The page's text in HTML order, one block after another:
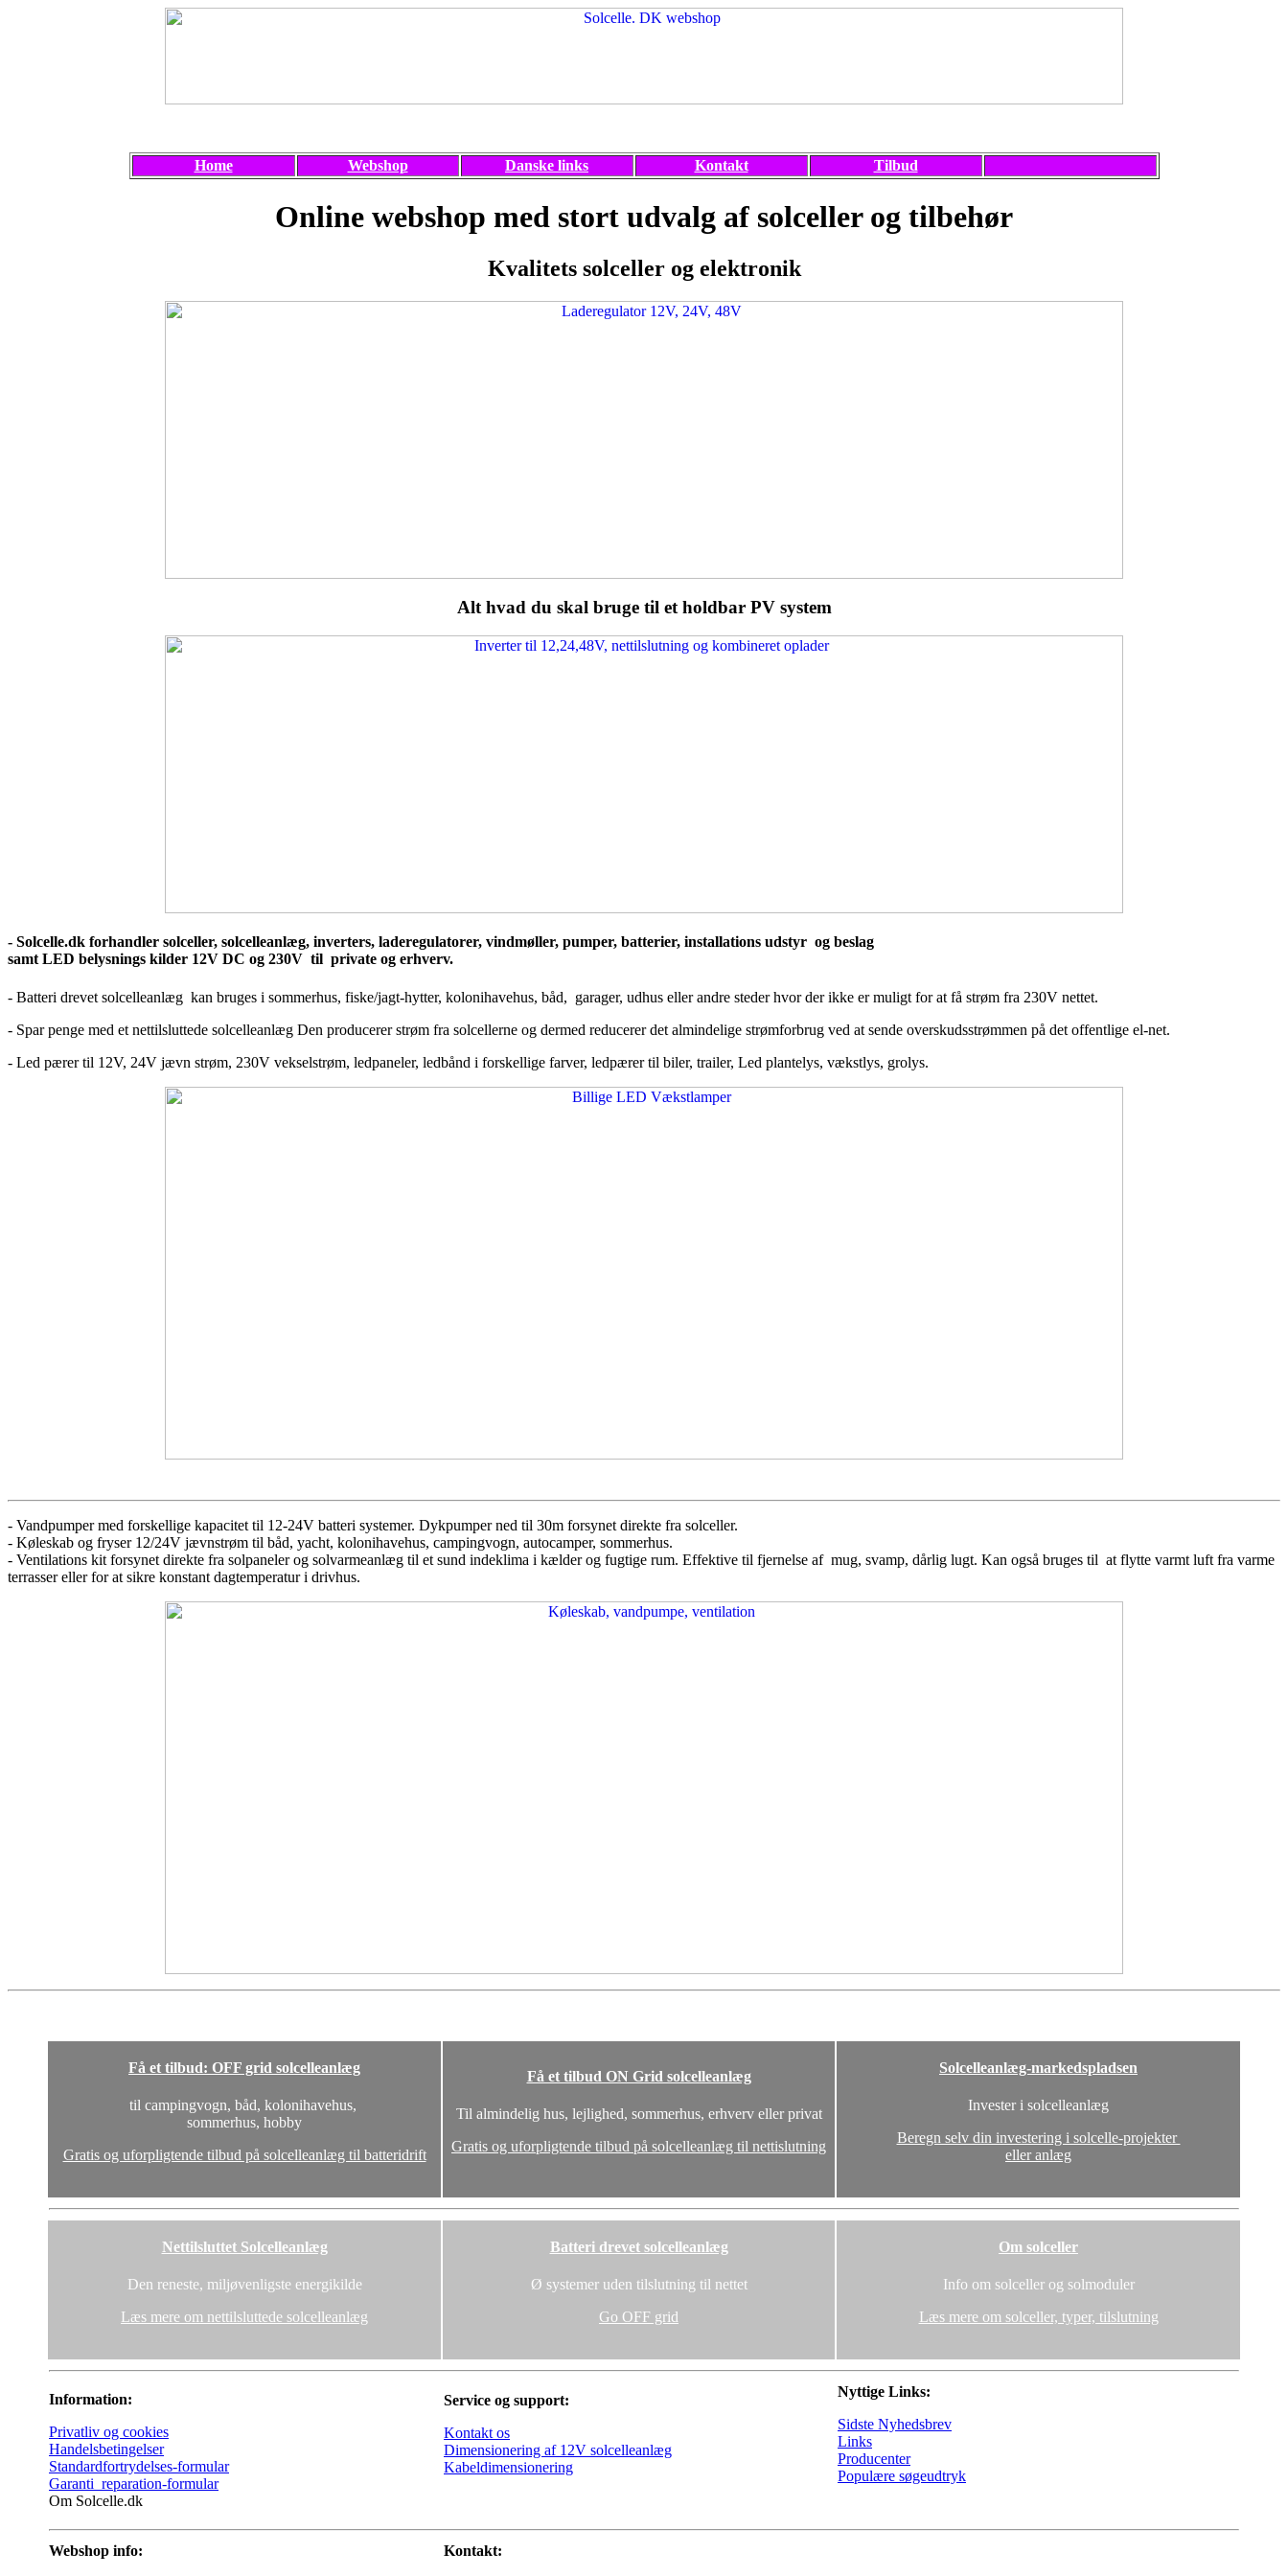
Home Webshop Danske links Kontakt Tilbud
Online webshop med stort udvalg af solceller og tilbehør
Kvalitets solceller og elektronik
Alt hvad du skal bruge til et holdbar PV system
- Solcelle.dk forhandler solceller, solcelleanlæg, inverters, laderegulatorer, vindmøller, pumper, batterier, installations udstyr og beslag
samt LED belysnings kilder 12V DC og 230V til private og erhverv.
- Batteri drevet solcelleanlæg kan bruges i sommerhus, fiske/jagt-hytter, kolonihavehus, båd, garager, udhus eller andre steder hvor der ikke er muligt for at få strøm fra 230V nettet.
- Spar penge med et nettilsluttede solcelleanlæg Den producerer strøm fra solcellerne og dermed reducerer det almindelige strømforbrug ved at sende overskudsstrømmen på det offentlige el-net.
- Led pærer til 12V, 24V jævn strøm, 230V vekselstrøm, ledpaneler, ledbånd i forskellige farver, ledpærer til biler, trailer, Led plantelys, vækstlys, grolys.
- Vandpumper med forskellige kapacitet til 12-24V batteri systemer. Dykpumper ned til 30m forsynet direkte fra solceller.
- Køleskab og fryser 12/24V jævnstrøm til båd, yacht, kolonihavehus, campingvogn, autocamper, sommerhus.
- Ventilations kit forsynet direkte fra solpaneler og solvarmeanlæg til et sund indeklima i kælder og fugtige rum. Effektive til fjernelse af mug, svamp, dårlig lugt. Kan også bruges til at flytte varmt luft fra varme
terrasser eller for at sikre konstant dagtemperatur i drivhus.
Få et tilbud: OFF grid solcelleanlæg
til campingvogn, båd, kolonihavehus,
sommerhus, hobby
Gratis og uforpligtende tilbud på solcelleanlæg til batteridrift
Få et tilbud ON Grid solcelleanlæg
Til almindelig hus, lejlighed, sommerhus, erhverv eller privat
Gratis og uforpligtende tilbud på solcelleanlæg til nettislutning
Solcelleanlæg-markedspladsen
Invester i solcelleanlæg
Beregn selv din investering i solcelle-projekter
eller anlæg
Nettilsluttet Solcelleanlæg
Den reneste, miljøvenligste energikilde
Læs mere om nettilsluttede solcelleanlæg
Batteri drevet solcelleanlæg
Ø systemer uden tilslutning til nettet
Go OFF grid
Om solceller
Info om solceller og solmoduler
Læs mere om solceller, typer, tilslutning
Information:
Privatliv og cookies
Handelsbetingelser
Standardfortrydelses-formular
Garanti_reparation-formular
Om Solcelle.dk
Service og support:
Kontakt os
Dimensionering af 12V solcelleanlæg
Kabeldimensionering
Nyttige Links:
Sidste Nyhedsbrev
Links
Producenter
Populære søgeudtryk
Webshop info:
Kontakt: